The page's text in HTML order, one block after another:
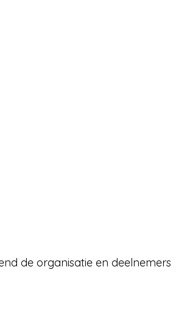
de organisatie en deelnemers